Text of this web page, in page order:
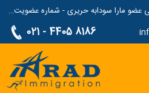
امور ویزا و مهاجرت توسط وکیل رسمی عضو مارا سودابه حریری - شماره عضویت مارا: 1687507
021 - 4405 8186